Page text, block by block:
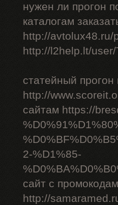
нужен ли прогон
каталогам
http://avtolux48.ru/
http://l2help.lt/
статейный
http://
сайтам https://
2-%D1%85-
сайт с
http://